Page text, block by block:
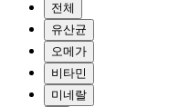
전체
유산균
오메가
비타민
미네랄